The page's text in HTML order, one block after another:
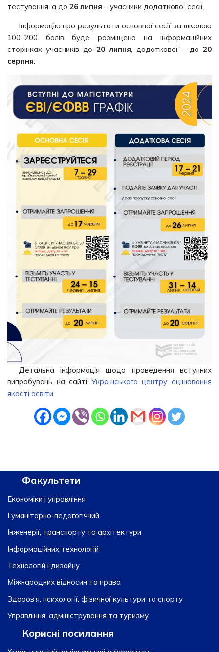
тестування, а до 26 липня – учасники додаткової сесії.
Інформацію про результати основної сесії за шкалою
100–200 балів буде розміщено на інформаційних
сторінках учасників до 20 липня, додаткової – до 20
серпня.
Детальна інформація щодо проведення вступних
випробувань на сайті Українського центру оцінювання
якості освіти
Факультети
Економіки і управління
Гуманітарно-педагогічний
Інженерії, транспорту та архітектури
Інформаційних технологій
Технологій і дизайну
Міжнародних відносин та права
Здоров’я, психології, фізичної культури та спорту
Управління, адміністрування та туризму
Корисні посилання